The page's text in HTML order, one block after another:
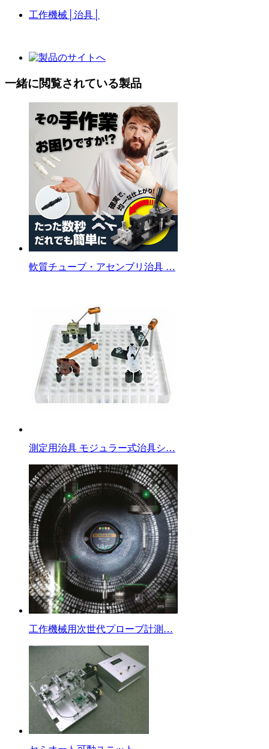
工作機械 治具
一緒に閲覧されている製品
軟質チューブ・アセンブリ治具 …
測定用治具 モジュラー式治具シ…
工作機械用次世代プローブ計測…